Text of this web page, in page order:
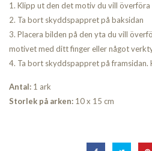
1. Klipp ut den det motiv du vill överföra
2. Ta bort skyddspappret på baksidan
3. Placera bilden på den yta du vill
motivet med ditt finger eller något
4. Ta bort skyddspappret på framsidan.
Antal: 1 ark
Storlek på arken: 10 x 15 cm